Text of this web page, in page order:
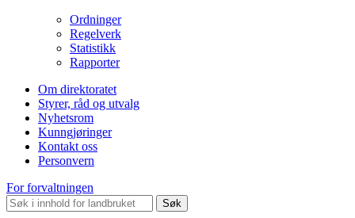
Ordninger
Regelverk
Statistikk
Rapporter
Om direktoratet
Styrer, råd og utvalg
Nyhetsrom
Kunngjøringer
Kontakt oss
Personvern
For forvaltningen
Søk